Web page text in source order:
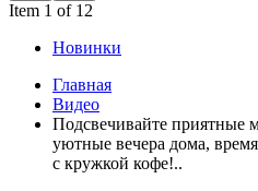
Item 1 of 12
Новинки
Главная
Видео
Подсвечивайте
уютные вечера дома,
с кружкой кофе!..